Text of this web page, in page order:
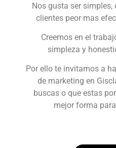
Nos gusta ser
clientes peor mas
Creemos en el
simpleza y
Por ello te invitamos a
de marketing en
buscas o que estas
mejor forma